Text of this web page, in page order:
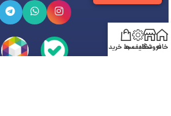
خانهفروشگاه
تخفیف هاسبد خرید